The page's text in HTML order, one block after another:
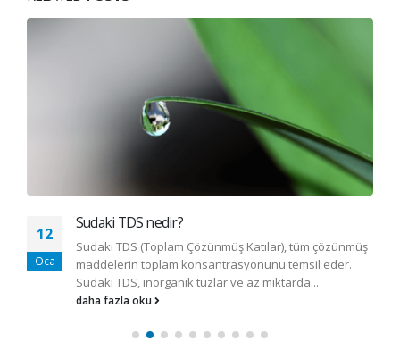
12
Oca
Sudaki TDS nedir?
Sudaki TDS (Toplam Çözünmüş Katılar), tüm çözünmüş
maddelerin toplam konsantrasyonunu temsil eder.
Sudaki TDS, inorganik tuzlar ve az miktarda...
daha fazla oku